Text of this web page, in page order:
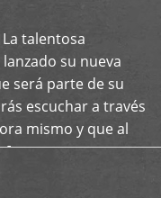
talentosa
su nueva
será parte de su
escuchar a través
mismo y que al